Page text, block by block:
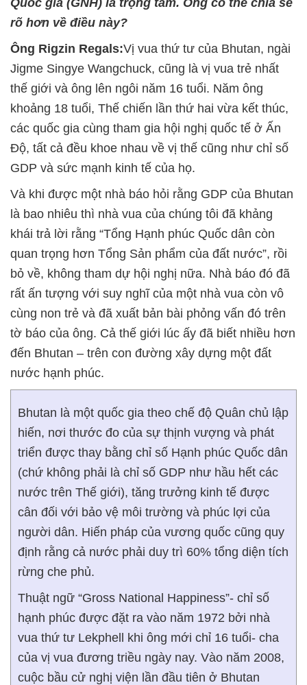
Quốc gia (GNH) là trọng tâm. Ông có thể chia sẻ
rõ hơn về điều này?
Ông Rigzin Regals:Vị vua thứ tư của Bhutan, ngài
Jigme Singye Wangchuck, cũng là vị vua trẻ nhất
thế giới và ông lên ngôi năm 16 tuổi. Năm ông
khoảng 18 tuổi, Thế chiến lần thứ hai vừa kết thúc,
các quốc gia cùng tham gia hội nghị quốc tế ở Ấn
Độ, tất cả đều khoe nhau về vị thế cũng như chỉ số
GDP và sức mạnh kinh tế của họ.
Và khi được một nhà báo hỏi rằng GDP của Bhutan
là bao nhiêu thì nhà vua của chúng tôi đã khảng
khái trả lời rằng “Tổng Hạnh phúc Quốc dân còn
quan trọng hơn Tổng Sản phẩm của đất nước”, rồi
bỏ về, không tham dự hội nghị nữa. Nhà báo đó đã
rất ấn tượng với suy nghĩ của một nhà vua còn vô
cùng non trẻ và đã xuất bản bài phỏng vấn đó trên
tờ báo của ông. Cả thế giới lúc ấy đã biết nhiều hơn
đến Bhutan – trên con đường xây dựng một đất
nước hạnh phúc.
Bhutan là một quốc gia theo chế độ Quân chủ lập
hiến, nơi thước đo của sự thịnh vượng và phát
triển được thay bằng chỉ số Hạnh phúc Quốc dân
(chứ không phải là chỉ số GDP như hầu hết các
nước trên Thế giới), tăng trưởng kinh tế được
cân đối với bảo vệ môi trường và phúc lợi của
người dân. Hiến pháp của vương quốc cũng quy
định rằng cả nước phải duy trì 60% tổng diện tích
rừng che phủ.
Thuật ngữ “Gross National Happiness”- chỉ số
hạnh phúc được đặt ra vào năm 1972 bởi nhà
vua thứ tư Lekphell khi ông mới chỉ 16 tuổi- cha
của vị vua đương triều ngày nay. Vào năm 2008,
cuộc bầu cử nghị viện lần đầu tiên ở Bhutan